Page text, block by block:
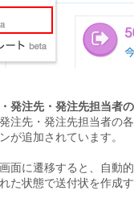
発注先・発注先担当者
注先・発注先担当者の
が追加されています。
面に遷移すると、自動
た状態で送付状を作成